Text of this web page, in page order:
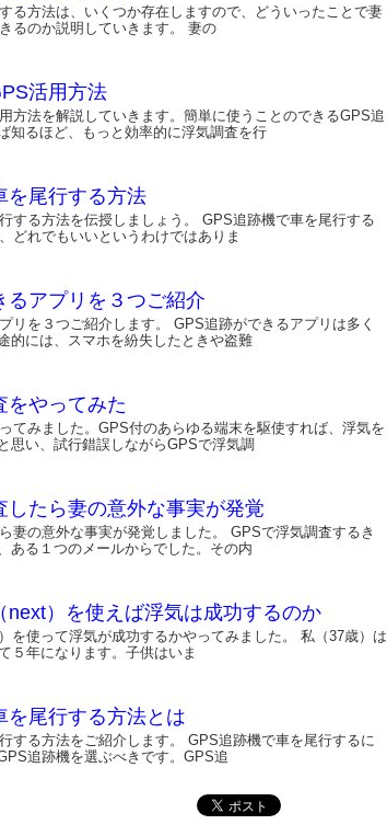
る方法は、いくつか存在しますので、どういったことで妻
るのか説明していきます。 妻の
活用方法
方法を解説していきます。簡単に使うことのできるGPS追
知るほど、もっと効率的に浮気調査を行
を尾行する方法
する方法を伝授しましょう。 GPS追跡機で車を尾行する
どれでもいいというわけではありま
るアプリを３つご紹介
リを３つご紹介します。 GPS追跡ができるアプリは多く
的には、スマホを紛失したときや盗難
をやってみた
てみました。GPS付のあらゆる端末を駆使すれば、浮気を
思い、試行錯誤しながらGPSで浮気調
したら妻の意外な事実が発覚
妻の意外な事実が発覚しました。 GPSで浮気調査するき
ある１つのメールからでした。その内
next）を使えば浮気は成功するのか
を使って浮気が成功するかやってみました。 私（37歳）は
５年になります。子供はいま
を尾行する方法とは
する方法をご紹介します。 GPS追跡機で車を尾行するに
追跡機を選ぶべきです。GPS追